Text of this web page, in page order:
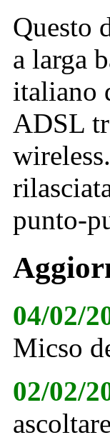
Questo
a larga
italiano
ADSL
punto-
04/02/
Micso
02/02/